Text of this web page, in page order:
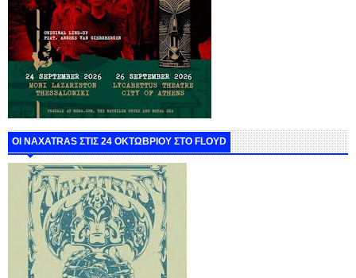
ΟΙ NAXATRAS ΣΤΙΣ 24 ΟΚΤΩΒΡΙΟΥ ΣΤΟ FLOYD